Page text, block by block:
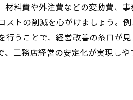
材料費や外注費などの変動費、
トの削減を心がけましょう。例
うことで、経営改善の糸口が見
工務店経営の安定化が実現しや